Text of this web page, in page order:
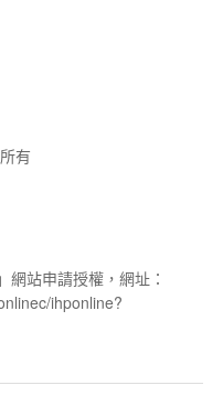
有
站申請授權，網址：
ihponline?